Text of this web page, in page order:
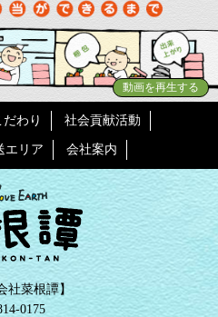
動画を再生する
わり 社会貢献活動
エリア 会社案内
社菜根譚】
0175